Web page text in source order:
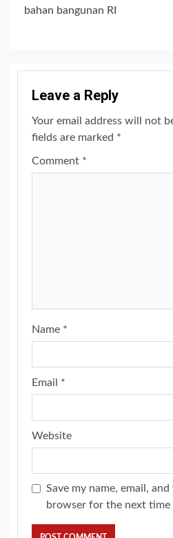
bahan bangunan RI
Leave a Reply
Your email address will not
fields are marked *
Comment *
Name *
Email *
Website
Save my name, email,
browser for the next time